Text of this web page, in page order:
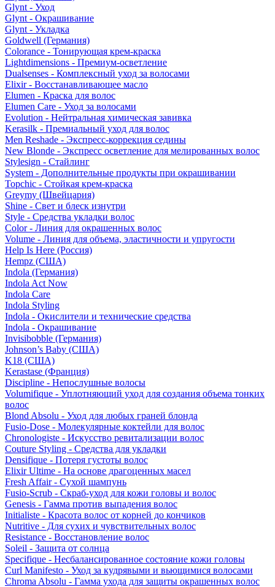
Glynt - Уход
Glynt - Окрашивание
Glynt - Укладка
Goldwell (Германия)
Colorance - Тонирующая крем-краска
Lightdimensions - Премиум-осветление
Dualsenses - Комплексный уход за волосами
Elixir - Восстанавливающее масло
Elumen - Краска для волос
Elumen Care - Уход за волосами
Evolution - Нейтральная химическая завивка
Kerasilk - Премиальный уход для волос
Men Reshade - Экспресс-коррекция седины
New Blonde - Экспресс осветление для мелированных волос
Stylesign - Стайлинг
System - Дополнительные продукты при окрашивании
Topchic - Стойкая крем-краска
Greymy (Швейцария)
Shine - Свет и блеск изнутри
Style - Средства укладки волос
Color - Линия для окрашенных волос
Volume - Линия для объема, эластичности и упругости
Help Is Here (Россия)
Hempz (США)
Indola (Германия)
Indola Act Now
Indola Care
Indola Styling
Indola - Окислители и технические средства
Indola - Окрашивание
Invisibobble (Германия)
Johnson’s Baby (США)
K18 (США)
Kerastase (Франция)
Discipline - Непослушные волосы
Volumifique - Уплотняющий уход для создания объема тонких
волос
Blond Absolu - Уход для любых граней блонда
Fusio-Dose - Молекулярные коктейли для волос
Chronologiste - Искусство ревитализации волос
Couture Styling - Средства для укладки
Densifique - Потеря густоты волос
Elixir Ultime - На основе драгоценных масел
Fresh Affair - Сухой шампунь
Fusio-Scrub - Скраб-уход для кожи головы и волос
Genesis - Гамма против выпадения волос
Initialiste - Красота волос от корней до кончиков
Nutritive - Для сухих и чувствительных волос
Resistance - Восстановление волос
Soleil - Защита от солнца
Specifique - Несбалансированное состояние кожи головы
Curl Manifesto - Уход за кудрявыми и вьющимися волосами
Chroma Absolu - Гамма ухода для защиты окрашенных волос